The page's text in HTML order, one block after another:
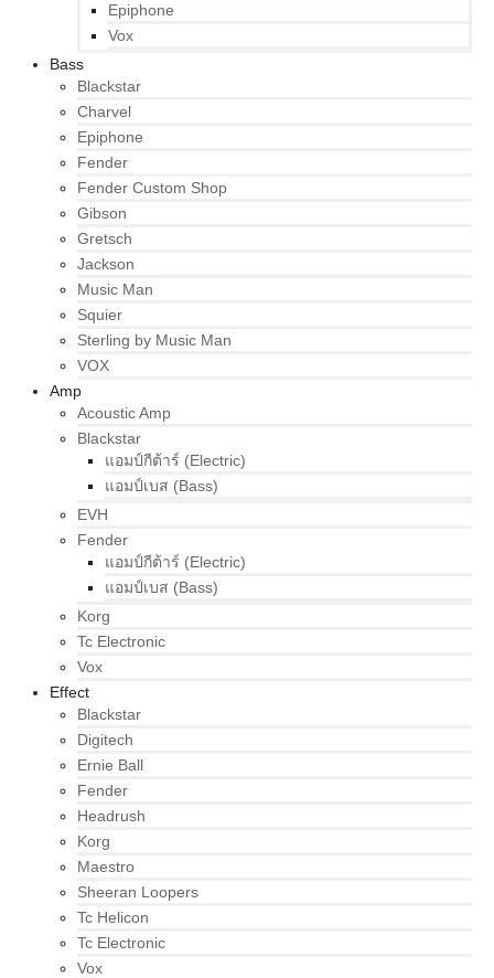
Epiphone
Vox
Bass
Blackstar
Charvel
Epiphone
Fender
Fender Custom Shop
Gibson
Gretsch
Jackson
Music Man
Squier
Sterling by Music Man
VOX
Amp
Acoustic Amp
Blackstar
แอมป์กีต้าร์ (Electric)
แอมป์เบส (Bass)
EVH
Fender
แอมป์กีต้าร์ (Electric)
แอมป์เบส (Bass)
Korg
Tc Electronic
Vox
Effect
Blackstar
Digitech
Ernie Ball
Fender
Headrush
Korg
Maestro
Sheeran Loopers
Tc Helicon
Tc Electronic
Vox